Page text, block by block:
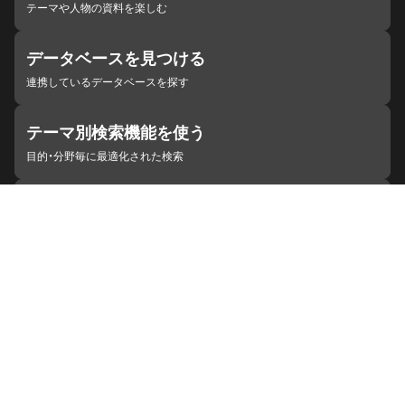
テーマや人物の資料を楽しむ
データベースを見つける
連携しているデータベースを探す
テーマ別検索機能を使う
目的・分野毎に最適化された検索